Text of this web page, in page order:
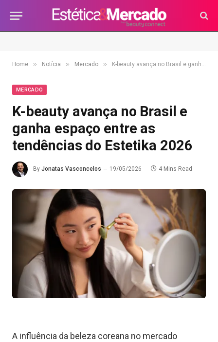
Home » Notícia » Mercado » K-beauty avança no Brasil e ganha espaço entre as tendências do Estetika 2026
MERCADO
K-beauty avança no Brasil e
ganha espaço entre as
tendências do Estetika 2026
By Jonatas Vasconcelos 19/05/2026 4 Mins Read
A influência da beleza coreana no mercado